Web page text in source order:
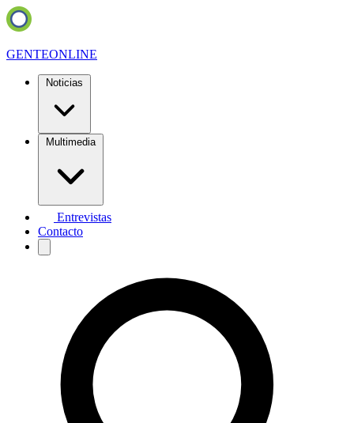
GENTEONLINE
Noticias
Multimedia
Entrevistas
Contacto